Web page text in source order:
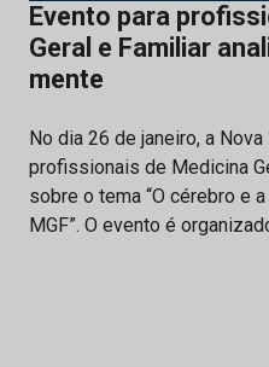
Evento para
Geral e Familiar
mente
No dia 26 de janeiro, a
profissionais de Medicina
sobre o tema “O cérebro e
MGF”. O evento é